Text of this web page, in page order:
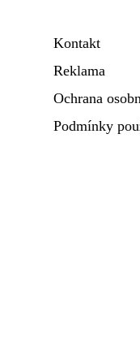
Kontakt
Reklama
Ochrana
Podmínky